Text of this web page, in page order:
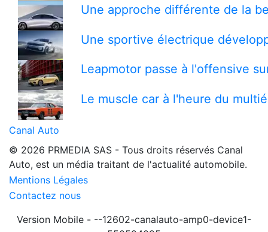
Une approche différente de la
Une sportive électrique
Leapmotor passe à l'offensive
Le muscle car à l'heure du
Canal Auto
© 2026 PRMEDIA SAS - Tous droits réservés Canal
Auto, est un média traitant de l'actualité automobile.
Mentions Légales
Contactez nous
Version Mobile - --12602-canalauto-amp0-device1-